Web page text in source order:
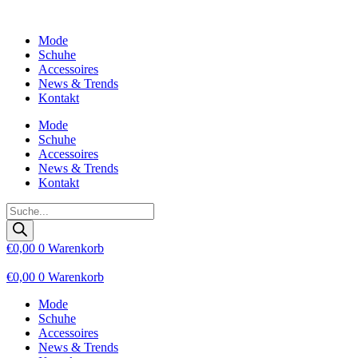
wechselnMode
Schuhe
Accessoires
News & Trends
Kontakt
Mode
Schuhe
Accessoires
News & Trends
Kontakt
Products
search
€0,00 0 Warenkorb
€0,00 0 Warenkorb
Mode
Schuhe
Accessoires
News & Trends